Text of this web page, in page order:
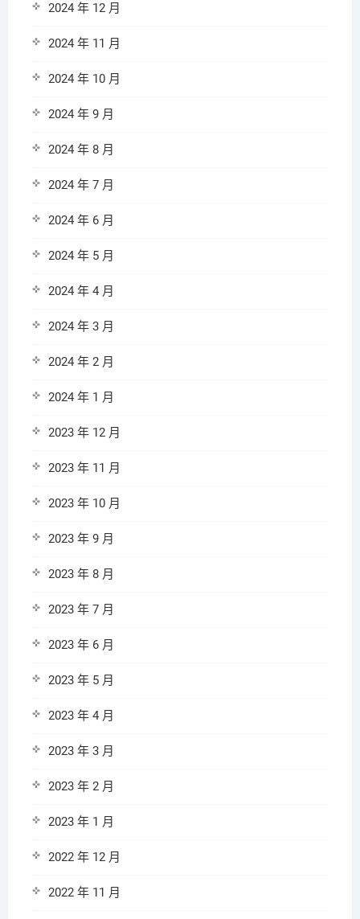
2024 年 12 月
2024 年 11 月
2024 年 10 月
2024 年 9 月
2024 年 8 月
2024 年 7 月
2024 年 6 月
2024 年 5 月
2024 年 4 月
2024 年 3 月
2024 年 2 月
2024 年 1 月
2023 年 12 月
2023 年 11 月
2023 年 10 月
2023 年 9 月
2023 年 8 月
2023 年 7 月
2023 年 6 月
2023 年 5 月
2023 年 4 月
2023 年 3 月
2023 年 2 月
2023 年 1 月
2022 年 12 月
2022 年 11 月